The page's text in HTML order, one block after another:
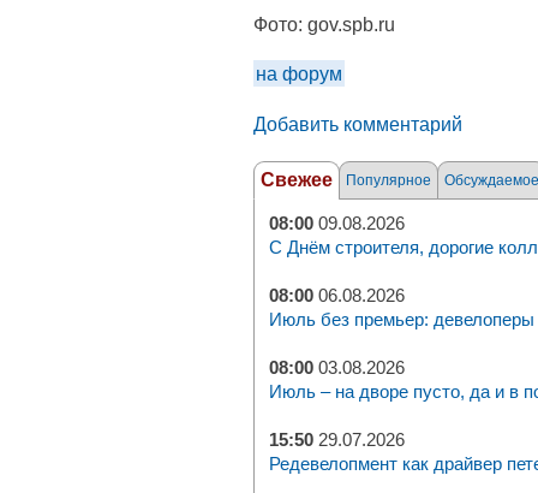
Фото: gov.spb.ru
на форум
Добавить комментарий
Свежее Популярное Обсуждаемое
08:00 09.08.2026
С Днём строителя, дорогие
08:00 06.08.2026
Июль без премьер: девелоперы
08:00 03.08.2026
Июль – на дворе пусто, да и в
15:50 29.07.2026
Редевелопмент как драйвер